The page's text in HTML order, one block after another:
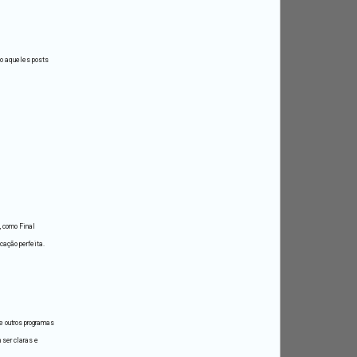
aqueles posts
Final
perfeita.
outros programas
ser claras e